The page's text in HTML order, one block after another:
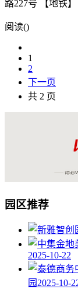
路227号 【地铁
阅读()
1
2
下一页
共 2 页
园区推荐
2025-10-22
园 2025-10-